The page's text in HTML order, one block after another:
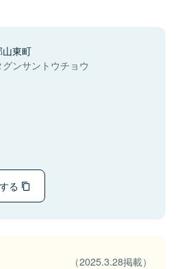
東町
ンサントウチョウ
る
（2025.3.28掲載）